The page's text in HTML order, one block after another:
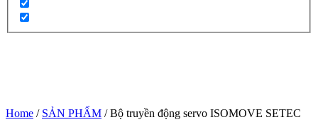
Home / SẢN PHẨM / Bộ truyền động servo ISOMOVE SETEC